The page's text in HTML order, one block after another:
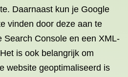
Daarnaast kun je Google
vinden door deze aan te
Search Console en een XML-
is ook belangrijk om
website geoptimaliseerd is